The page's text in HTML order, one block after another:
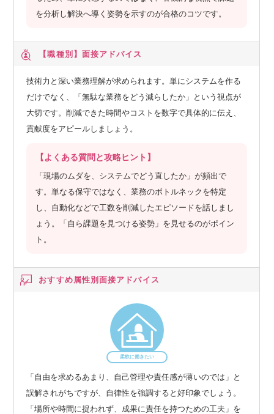
を分析し解決へ導く姿勢を示すのが合格のコツです。
【職種別】 面接アドバイス
技術力と深い業務理解が求められます。単にシステムを作る
だけでなく、「無駄な業務をどう減らしたか」という視点が
大切です。削減できた時間やコストを数字で具体的に伝え、
貢献度をアピールしましょう。
【よくある質問と攻略ヒント】
「現場のムダを、システムでどう直したか」が頻出で
す。単なる保守ではなく、業務のボトルネックを特定
し、自動化などで工数を削減したエピソードを話しまし
ょう。「自ら課題を見つける姿勢」を見せるのがポイン
ト。
おすすめ属性別面接アドバイス
柔軟に働きたい
「自由を求めるあまり、自己管理や責任感が薄いのでは」と
誤解されがちですが、自律性を強調すると好印象でしょう。
「場所や時間に捉われず、成果に責任を持つための工夫」を